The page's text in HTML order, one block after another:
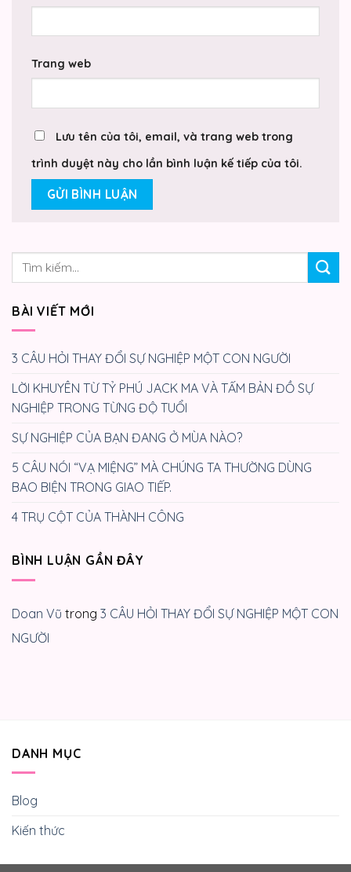
Trang web
Lưu tên của tôi, email, và trang web trong
trình duyệt này cho lần bình luận kế tiếp của tôi.
BÀI VIẾT MỚI
3 CÂU HỎI THAY ĐỔI SỰ NGHIỆP MỘT CON NGƯỜI
LỜI KHUYÊN TỪ TỶ PHÚ JACK MA VÀ TẤM BẢN ĐỒ SỰ
NGHIỆP TRONG TỪNG ĐỘ TUỔI
SỰ NGHIỆP CỦA BẠN ĐANG Ở MÙA NÀO?
5 CÂU NÓI “VẠ MIỆNG” MÀ CHÚNG TA THƯỜNG DÙNG
BAO BIỆN TRONG GIAO TIẾP.
4 TRỤ CỘT CỦA THÀNH CÔNG
BÌNH LUẬN GẦN ĐÂY
Doan Vũ trong 3 CÂU HỎI THAY ĐỔI SỰ NGHIỆP MỘT CON
NGƯỜI
DANH MỤC
Blog
Kiến thức